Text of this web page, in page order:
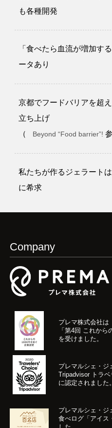
も各種開発
「食べたら血流が増加す
ータあり
京都でフードバリアを超
立ち上げ
（
Beyond “Food barrier”!
私たちが作るジェラート
に希求
Company
プレマ株式会社は
「第4回 これから
を受けました。
プレマルシェ・ジ
Tripadvisor トラ
に認定されました。
プレマルシェ・ジ
食べログ「アイス